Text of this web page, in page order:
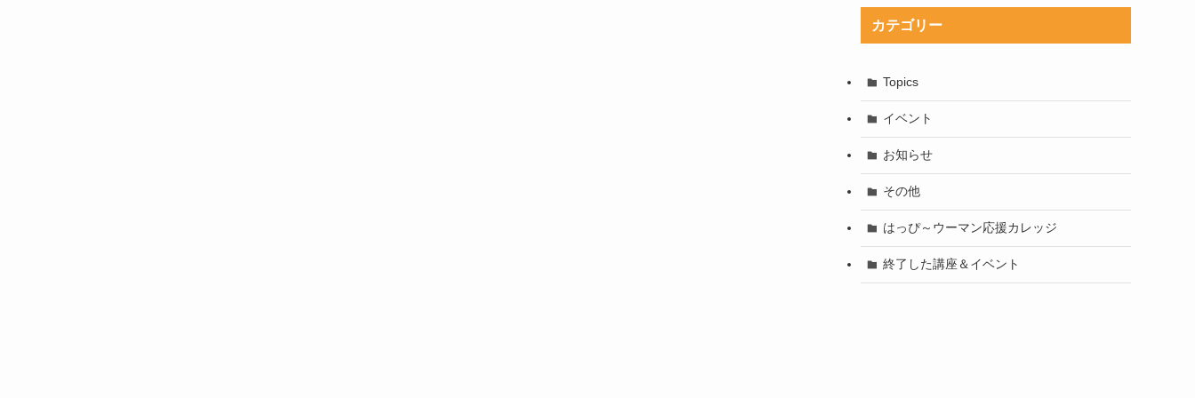
カテゴリー
Topics
イベント
お知らせ
その他
はっぴ～ウーマン応援カレッジ
終了した講座＆イベント